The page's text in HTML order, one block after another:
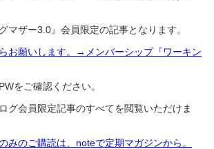
マザー3.0』会員限定の記事となります。
お願いします。→メンバーシップ『ワーキン
をご確認ください。
グ会員限定記事のすべてを閲覧いただけま
みのご購読は、noteで定期マガジンから。